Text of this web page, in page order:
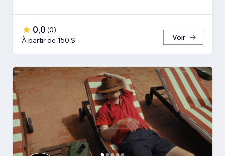
0,0 (0)
À partir de 150 $
Voir